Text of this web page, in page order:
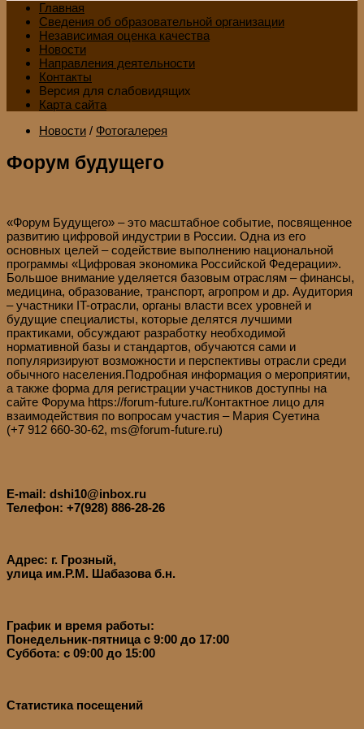
Главная
Сведения об образовательной организации
Независимая оценка качества
Новости
Направления деятельности
Контакты
Версия для слабовидящих
Карта сайта
Новости / Фотогалерея
Форум будущего
«Форум Будущего» – это масштабное событие, посвященное
развитию цифровой индустрии в России. Одна из его
основных целей – содействие выполнению национальной
программы «Цифровая экономика Российской Федерации».
Большое внимание уделяется базовым отраслям – финансы,
медицина, образование, транспорт, агропром и др. Аудитория
– участники IT-отрасли, органы власти всех уровней и
будущие специалисты, которые делятся лучшими
практиками, обсуждают разработку необходимой
нормативной базы и стандартов, обучаются сами и
популяризируют возможности и перспективы отрасли среди
обычного населения.Подробная информация о мероприятии,
а также форма для регистрации участников доступны на
сайте Форума https://forum-future.ru/Контактное лицо для
взаимодействия по вопросам участия – Мария Суетина
(+7 912 660-30-62, ms@forum-future.ru)
E-mail: dshi10@inbox.ru
Телефон: +7(928) 886-28-26
Адрес: г. Грозный,
улица им.Р.М. Шабазова б.н.
График и время работы:
Понедельник-пятница с 9:00 до 17:00
Суббота: с 09:00 до 15:00
Статистика посещений